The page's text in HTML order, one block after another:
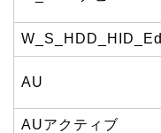
W_S_HDD_HID_Ed
AU
AUアクティブ